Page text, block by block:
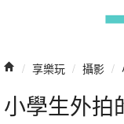
/ 享樂玩 / 攝影 /
小學生外拍